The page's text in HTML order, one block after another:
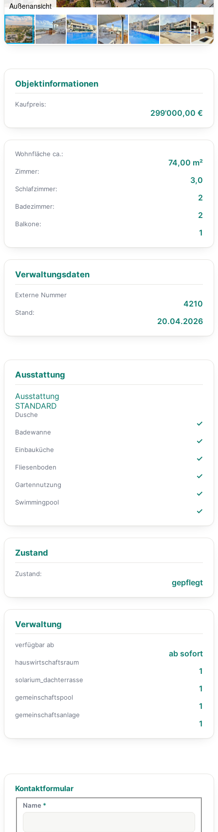
Außenansicht
Objektinformationen
Kaufpreis:
299'000,00 €
Wohnfläche ca.:
74,00 m²
Zimmer:
3,0
Schlafzimmer:
2
Badezimmer:
2
Balkone:
1
Verwaltungsdaten
Externe Nummer
4210
Stand:
20.04.2026
Ausstattung
Ausstattung
STANDARD
Dusche
✓
Badewanne
✓
Einbauküche
✓
Fliesenboden
✓
Gartennutzung
✓
Swimmingpool
✓
Zustand
Zustand:
gepflegt
Verwaltung
verfügbar ab
ab sofort
hauswirtschaftsraum
1
solarium_dachterrasse
1
gemeinschaftspool
1
gemeinschaftsanlage
1
Kontaktformular
Name*